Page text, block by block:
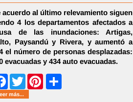
acuerdo al último relevamiento siguen
4 los departamentos afectados a
de las inundaciones: Artigas,
Paysandú y Rivera, y aumentó a
el número de personas desplazadas:
evacuadas y 434 auto evacuadas.
FacebookTwitter Pinterest
más...